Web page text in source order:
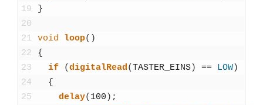
19
20
21
22
23
24
25
}
void loop( )
{
if
(digi­tal­Read(TASTER_EINS) == LOW)
{
delay( 100 ) ;